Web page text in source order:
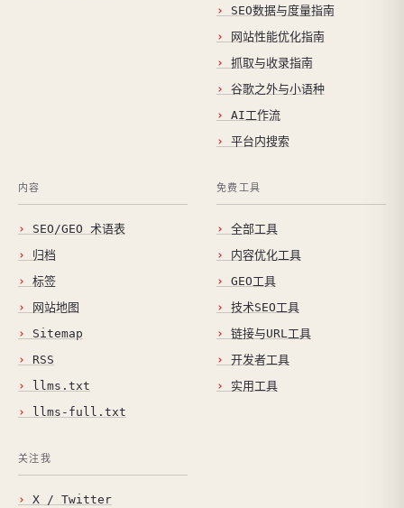
SEO数据与度量指南
网站性能优化指南
抓取与收录指南
谷歌之外与小语种
AI工作流
平台内搜索
内容
SEO/GEO 术语表
归档
标签
网站地图
Sitemap
RSS
llms.txt
llms-full.txt
免费工具
全部工具
内容优化工具
GEO工具
技术SEO工具
链接与URL工具
开发者工具
实用工具
关注我
X / Twitter